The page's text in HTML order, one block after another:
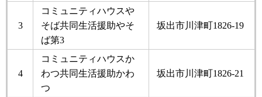
3
コミュニティハウスや
そば共同生活援助やそ
ば第3
坂出市川津町1826-19
4
コミュニティハウスか
わつ共同生活援助かわ
つ
坂出市川津町1826-21